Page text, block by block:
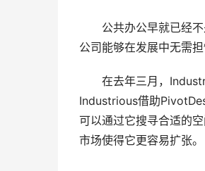
公共办公早就已经不
公司能够在发展中无需
在去年三月，
Industrious借助
可以通过它搜寻合适的
市场使得它更容易扩张。